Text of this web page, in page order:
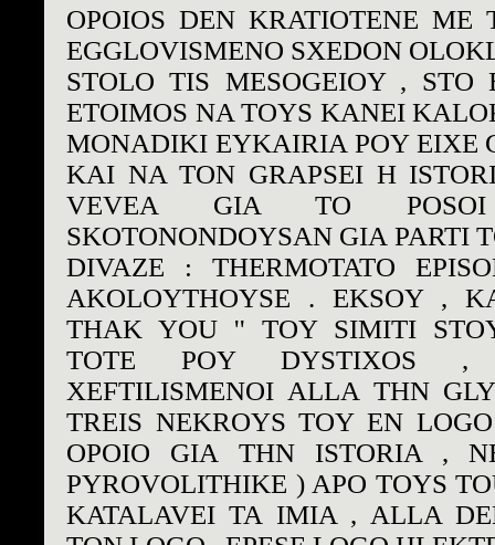
OPOIOS DEN KRATIOTENE ME
EGGLOVISMENO SXEDON
STOLO TIS MESOGEIOY ,
ETOIMOS NA TOYS KANEI
MONADIKI EYKAIRIA POY EIXE
KAI NA TON GRAPSEI H
VEVEA GIA TO
SKOTONONDOYSAN GIA PARTI
DIVAZE : THERMOTATO
AKOLOYTHOYSE . EKSOY ,
THAK YOU '' TOY SIMITI
TOTE POY DYSTIXOS ,
XEFTILISMENOI ALLA THN
TREIS NEKROYS TOY EN
OPOIO GIA THN ISTORIA ,
PYROVOLITHIKE ) APO TOYS
KATALAVEI TA IMIA , ALLA